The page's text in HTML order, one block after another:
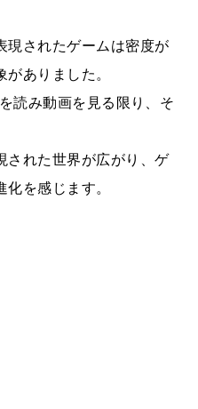
現されたゲームは密度が
ありました。
読み動画を見る限り、そ
された世界が広がり、ゲ
を感じます。